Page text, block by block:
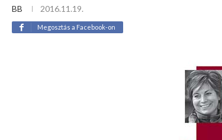
BB 2016.11.19.
Megosztás a Facebook-on